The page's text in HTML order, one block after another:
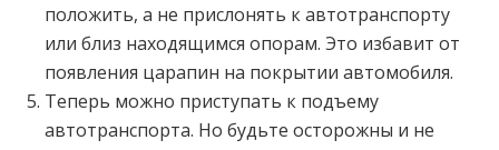
положить, а не прислонять к автотранспорту
или близ находящимся опорам. Это избавит от
появления царапин на покрытии автомобиля.
Теперь можно приступать к подъему
автотранспорта. Но будьте осторожны и не